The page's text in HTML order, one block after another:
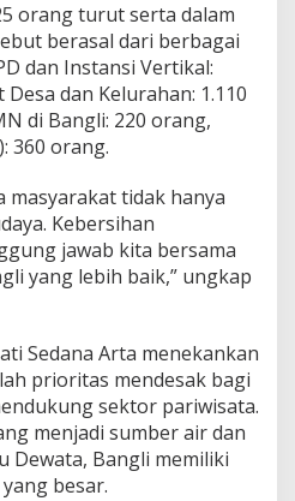
orang turut serta dalam
berasal dari berbagai
dan Instansi Vertikal:
dan Kelurahan: 1.110
di Bangli: 220 orang,
360 orang.
masyarakat tidak hanya
Kebersihan
jawab kita bersama
yang lebih baik,” ungkap
Sedana Arta menekankan
prioritas mendesak bagi
sektor pariwisata.
menjadi sumber air dan
Dewata, Bangli memiliki
besar.